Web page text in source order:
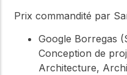
Prix commandité par
Google Borregas
Conception de
Architecture,